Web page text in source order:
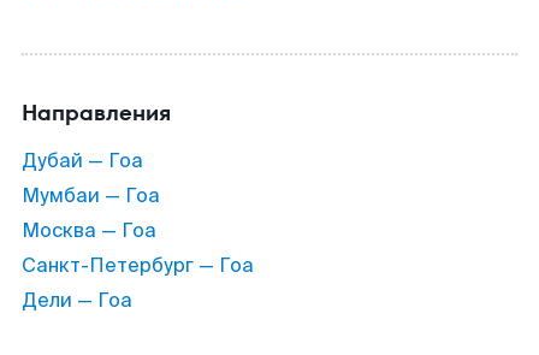
Направления
Дубай — Гоа
Мумбаи — Гоа
Москва — Гоа
Санкт-Петербург — Гоа
Дели — Гоа